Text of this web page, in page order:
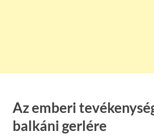
Az emberi
balkáni gerlére